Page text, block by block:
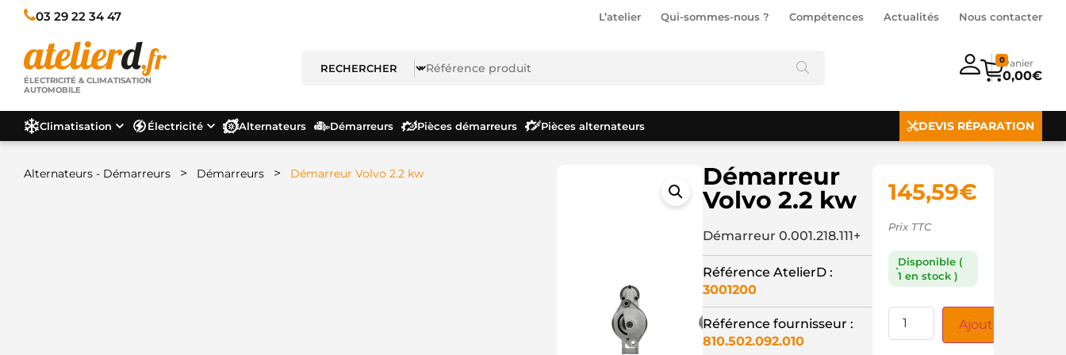
03 29 22 34 47 L’atelier Qui-sommes-nous ? Compétences Actualités Nous contacter
ÉLECTRICITÉ & CLIMATISATION
AUTOMOBILE
0,00€
0
Climatisation Électricité Alternateurs Démarreurs Pièces démarreurs Pièces alternateurs DEVIS RÉPARATION
Alternateurs - Démarreurs > Démarreurs > Démarreur Volvo 2.2 kw
Démarreur
Volvo 2.2 kw
Démarreur 0.001.218.111+
Référence AtelierD :
3001200
Référence fournisseur :
810.502.092.010
145,59€
Prix TTC
Disponible (
1 en stock )
Ajouter au